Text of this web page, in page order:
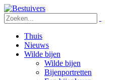
Thuis
Nieuws
Wilde bijen
Wilde bijen
Bijenportretten